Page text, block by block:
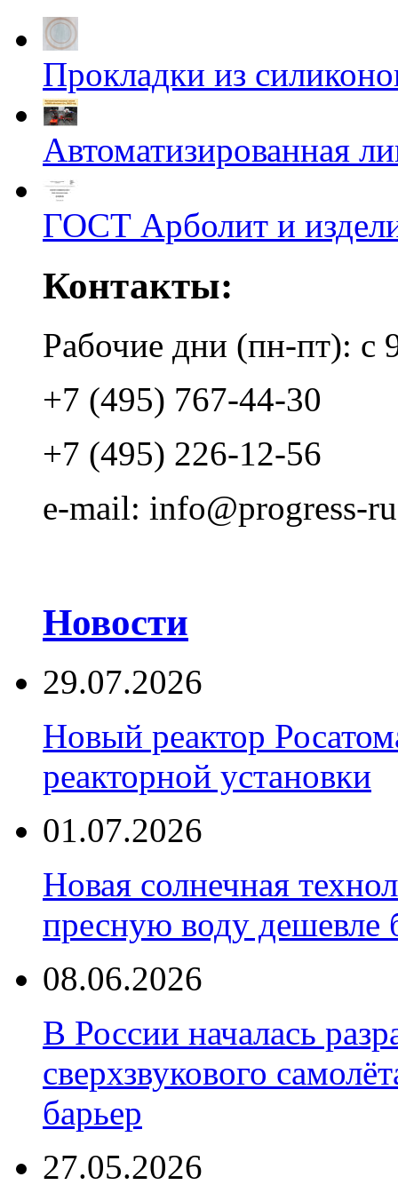
Прокладки из
Автоматизированная
ГОСТ Арболит и
Контакты:
Рабочие дни (пн-пт): с
+7 (495) 767-44-30
+7 (495) 226-12-56
e-mail: info@progress-
Новости
29.07.2026
Новый реактор
реакторной установки
01.07.2026
Новая солнечная
пресную воду дешевле
08.06.2026
В России началась
сверхзвукового
барьер
27.05.2026